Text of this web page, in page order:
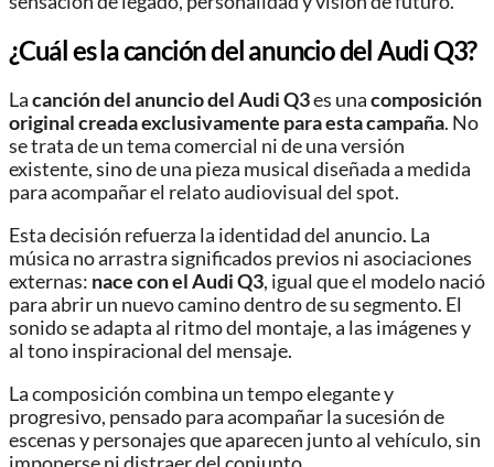
¿Cuál es la canción del anuncio del Audi Q3?
Lacanción del anuncio del Audi Q3es unacomposición
original creada exclusivamente para esta campaña. No
se trata de un tema comercial ni de una versión
existente, sino de una pieza musical diseñada a medida
para acompañar el relato audiovisual del spot.
Esta decisión refuerza la identidad del anuncio. La
música no arrastra significados previos ni asociaciones
externas: nace con el Audi Q3, igual que el modelo nació
para abrir un nuevo camino dentro de su segmento. El
sonido se adapta al ritmo del montaje, a las imágenes y
al tono inspiracional del mensaje.
La composición combina un tempo elegante y
progresivo, pensado para acompañar la sucesión de
escenas y personajes que aparecen junto al vehículo, sin